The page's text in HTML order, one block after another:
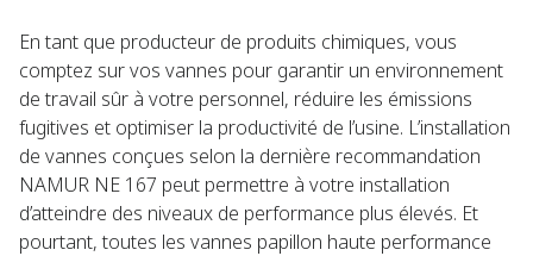
En tant que producteur de produits chimiques, vous
comptez sur vos vannes pour garantir un environnement
de travail sûr à votre personnel, réduire les émissions
fugitives et optimiser la productivité de l’usine. L’installation
de vannes conçues selon la dernière recommandation
NAMUR NE 167 peut permettre à votre installation
d’atteindre des niveaux de performance plus élevés. Et
pourtant, toutes les vannes papillon haute performance